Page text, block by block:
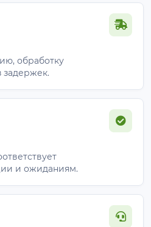
обработку
задержек.
и ожиданиям.